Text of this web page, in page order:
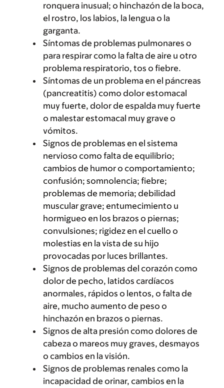
ronquera inusual; o hinchazón de la boca,
el rostro, los labios, la lengua o la
garganta.
Síntomas de problemas pulmonares o
para respirar como la falta de aire u otro
problema respiratorio, tos o fiebre.
Síntomas de un problema en el páncreas
(pancreatitis) como dolor estomacal
muy fuerte, dolor de espalda muy fuerte
o malestar estomacal muy grave o
vómitos.
Signos de problemas en el sistema
nervioso como falta de equilibrio;
cambios de humor o comportamiento;
confusión; somnolencia; fiebre;
problemas de memoria; debilidad
muscular grave; entumecimiento u
hormigueo en los brazos o piernas;
convulsiones; rigidez en el cuello o
molestias en la vista de su hijo
provocadas por luces brillantes.
Signos de problemas del corazón como
dolor de pecho, latidos cardíacos
anormales, rápidos o lentos, o falta de
aire, mucho aumento de peso o
hinchazón en brazos o piernas.
Signos de alta presión como dolores de
cabeza o mareos muy graves, desmayos
o cambios en la visión.
Signos de problemas renales como la
incapacidad de orinar, cambios en la